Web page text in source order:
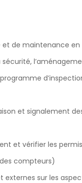
et de maintenance en
et signalement
et vérifier les
compteurs)
externes sur les